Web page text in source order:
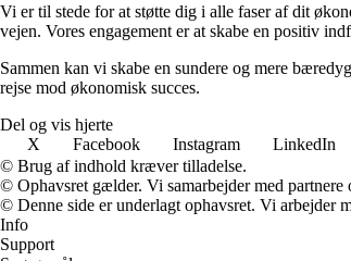
Vi er til stede for at støtte dig i alle faser af dit
vejen. Vores engagement er at skabe en positiv
Sammen kan vi skabe en sundere og mere
rejse mod økonomisk succes.
Del og vis hjerte
X
Facebook Instagram LinkedIn
© Brug af indhold kræver tilladelse.
© Ophavsret gælder. Vi samarbejder med
© Denne side er underlagt ophavsret. Vi arbejder
Info
Support